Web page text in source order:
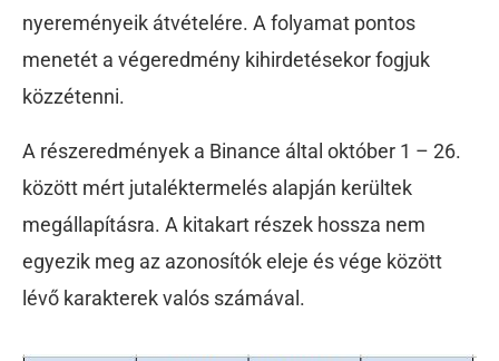
nyereményeik átvételére. A folyamat pontos
menetét a végeredmény kihirdetésekor fogjuk
közzétenni.
A részeredmények a Binance által október 1 – 26.
között mért jutaléktermelés alapján kerültek
megállapításra. A kitakart részek hossza nem
egyezik meg az azonosítók eleje és vége között
lévő karakterek valós számával.